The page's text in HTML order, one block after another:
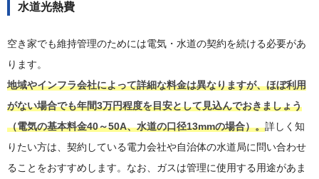
水道光熱費
空き家でも維持管理のためには電気・水道の契約を続ける必要があ
ります。
地域やインフラ会社によって詳細な料金は異なりますが、ほぼ利用
がない場合でも年間3万円程度を目安として見込んでおきましょう
（電気の基本料金40～50A、水道の口径13mmの場合）。詳しく知
りたい方は、契約している電力会社や自治体の水道局に問い合わせ
ることをおすすめします。なお、ガスは管理に使用する用途があま